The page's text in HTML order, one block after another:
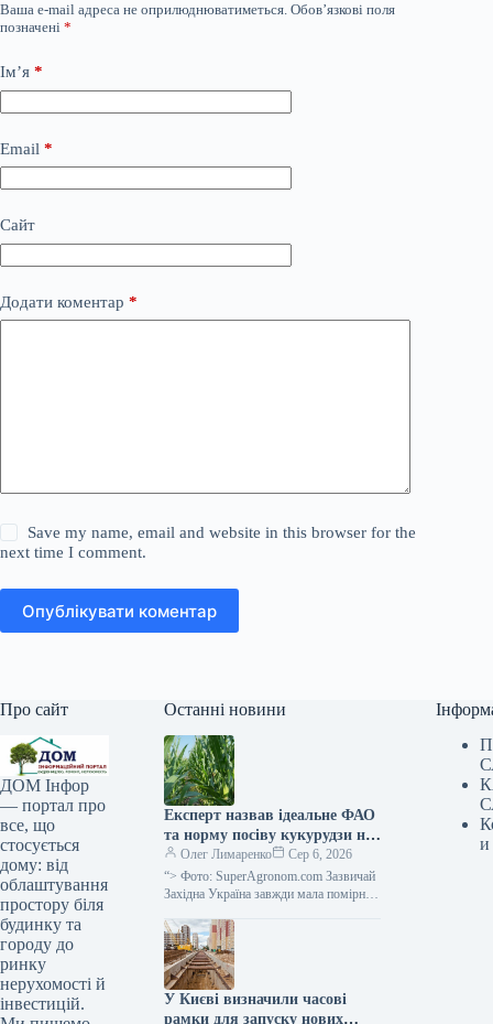
Ваша e-mail адреса не оприлюднюватиметься. Обов’язкові поля
позначені *
Ім’я *
Email *
Сайт
Додати коментар *
Save my name, email and website in this browser for the
next time I comment.
Опублікувати коментар
Про сайт
ДОМ Інфор
— портал про
все, що
стосується
дому: від
облаштування
простору біля
будинку та
городу до
ринку
нерухомості й
інвестицій.
Останні новини
Експерт назвав ідеальне ФАО
та норму посіву кукурудзи на
силос для західного регіону
України — SuperAgronom.com
Олег Лимаренко
Сер 6, 2026
“> Фото: SuperAgronom.com Зазвичай
Західна Україна завжди мала помірний
вважалася зоною належного
зволоження, відповідно в цьому…
У Києві визначили часові
рамки для запуску нових
и